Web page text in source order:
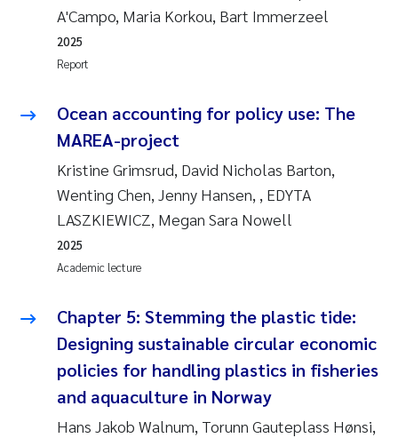
2020
2018
2017
2016
2015
2014
2013
2012
Reset
Sigrid Haande
Susanne Claudia Schneider
Philip Wallhead
Sara Calabrese
Ole-Kristian Hess-Erga
Caroline Mengeot
Paulo Mira Fernandes
Bibiana Gomez Crespo
A'Campo, Maria Korkou, Bart Immerzeel
Report
2025
Ocean accounting for policy use: The
MAREA-project
Kristine Grimsrud, David Nicholas Barton,
Wenting Chen, Jenny Hansen, , EDYTA
LASZKIEWICZ, Megan Sara Nowell
Academic lecture
2025
Chapter 5: Stemming the plastic tide:
Designing sustainable circular economic
policies for handling plastics in fisheries
and aquaculture in Norway
Hans Jakob Walnum, Torunn Gauteplass Hønsi,